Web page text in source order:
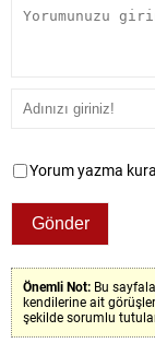
Yorum yazma
Önemli Not: Bu
kendilerine ait
şekilde sorumlu